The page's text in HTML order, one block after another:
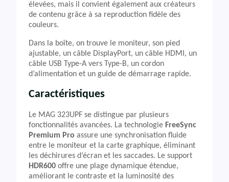
élevées, mais il convient également aux créateurs
de contenu grâce à sa reproduction fidèle des
couleurs.
Dans la boîte, on trouve le moniteur, son pied
ajustable, un câble DisplayPort, un câble HDMI, un
câble USB Type-A vers Type-B, un cordon
d’alimentation et un guide de démarrage rapide.
Caractéristiques
Le MAG 323UPF se distingue par plusieurs
fonctionnalités avancées. La technologie FreeSync
Premium Pro assure une synchronisation fluide
entre le moniteur et la carte graphique, éliminant
les déchirures d’écran et les saccades. Le support
HDR600 offre une plage dynamique étendue,
améliorant le contraste et la luminosité des